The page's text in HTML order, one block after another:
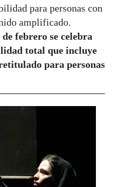
para personas con
amplificado.
febrero se celebra
total que incluye
para personas